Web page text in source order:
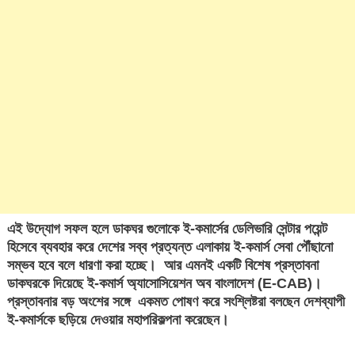
এই উদ্যোগ সফল হলে ডাকঘর গুলোকে ই-কমার্সের ডেলিভারি সেন্টার পয়েন্ট
হিসেবে ব্যবহার করে দেশের সব্ব প্রত্যন্ত এলাকায় ই-কমার্স সেবা পৌঁছানো
সম্ভব হবে বলে ধারণা করা হচ্ছে। আর এমনই একটি বিশেষ প্রস্তাবনা
ডাকঘরকে দিয়েছে ই-কমার্স অ্যাসোসিয়েশন অব বাংলাদেশ (E-CAB)।
প্রস্তাবনার বড় অংশের সঙ্গে একমত পোষণ করে সংশ্লিষ্টরা বলছেন দেশব্যাপী
ই-কমার্সকে ছড়িয়ে দেওয়ার মহাপরিকল্পনা করেছেন।